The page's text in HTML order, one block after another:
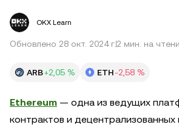
OKX Learn
Обновлено 28 окт. 2024 г. 2 мин. на
ARB+2,05 % ETH-2,58 %
Ethereum — одна из ведущих
контрактов и